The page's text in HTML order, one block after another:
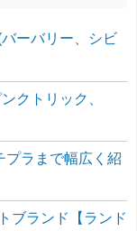
ーバリー、シビ
クトリック、
プラまで幅広く紹
ブランド【ランド